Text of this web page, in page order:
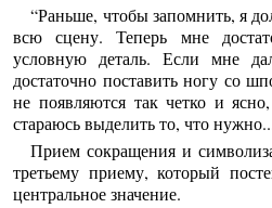
“Раньше, чтобы запомнить, я
всю сцену. Теперь мне
условную деталь. Если мне
достаточно поставить ногу со
не появляются так четко и
стараюсь выделить то, что
Прием сокращения и
третьему приему, который
центральное значение.